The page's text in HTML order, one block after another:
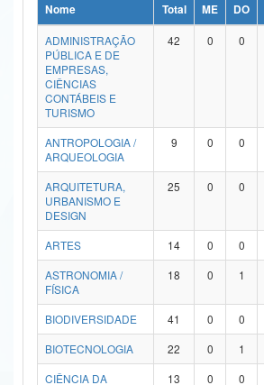
Ministério da Ciência, Tecnologia, Inovações e
Ministério do Meio Ambiente
Ministério do Turismo
Ministério do Desenvolvimento Regional
Controladoria-Geral da União
Ministério da Mulher, da Família e dos Direitos Humanos
Secretaria de Governo
Advocacia-Geral da União
Nome Total ME DO
ADMINISTRAÇÃO
PÚBLICA E DE
EMPRESAS,
CIÊNCIAS
CONTÁBEIS E
TURISMO
42 0 0
ANTROPOLOGIA /
ARQUEOLOGIA
9 0 0
ARQUITETURA,
URBANISMO E
DESIGN
25 0 0
ARTES 14 0 0
ASTRONOMIA /
FÍSICA
18 0 1
BIODIVERSIDADE 41 0 0
BIOTECNOLOGIA
22 0 1
CIÊNCIA DA
13 0 0